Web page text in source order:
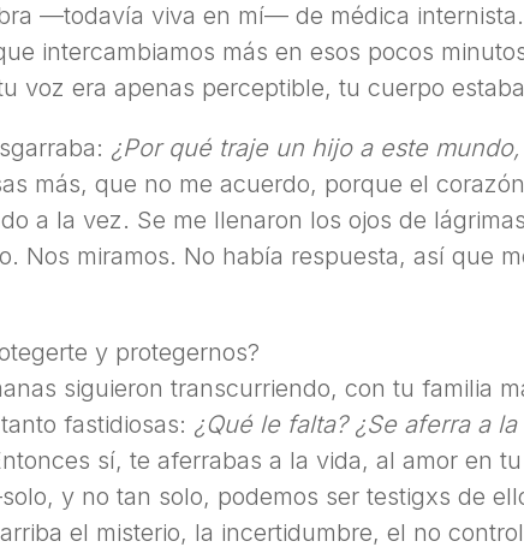
—todavía viva en mí— de médica
intercambiamos más en esos pocos
voz era apenas perceptible, tu cuerpo
¿Por qué traje un hijo a este
más, que no me acuerdo, porque el
a la vez. Se me llenaron los ojos de
Nos miramos. No había respuesta, así que
y protegernos?
siguieron transcurriendo, con tu familia
fastidiosas: ¿Qué le falta? ¿Se aferra a
sí, te aferrabas a la vida, al amor en
y no tan solo, podemos ser testigxs de
el misterio, la incertidumbre, el no